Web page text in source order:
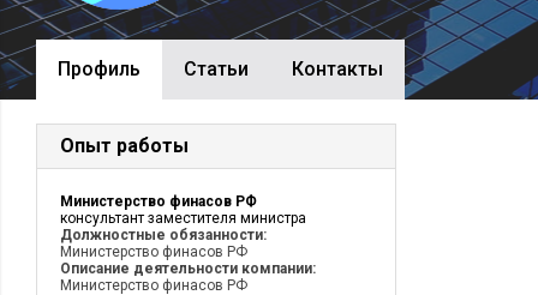
Профиль Cтатьи Контакты
Опыт работы
Министерство финасов РФ
консультант заместителя министра
Должностные обязанности:
Министерство финасов РФ
Описание деятельности компании:
Министерство финасов РФ